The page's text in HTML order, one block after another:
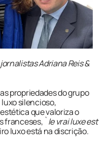
Adriana Reis &
propriedades do grupo
silencioso,
que valoriza o
franceses, `le vrai luxe est
luxo está na discrição.